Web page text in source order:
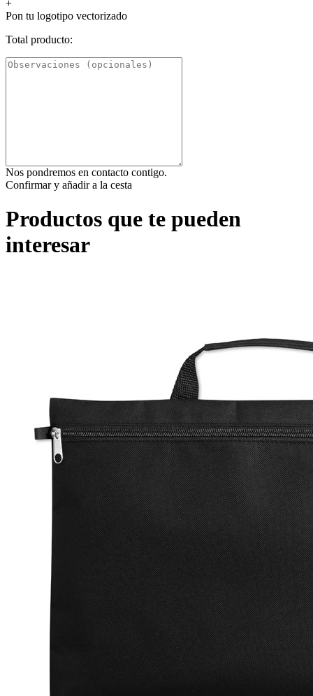
+
Pon tu logotipo vectorizado
Total producto:
Nos pondremos en contacto contigo.
Confirmar y añadir a la cesta
Productos que te pueden
interesar